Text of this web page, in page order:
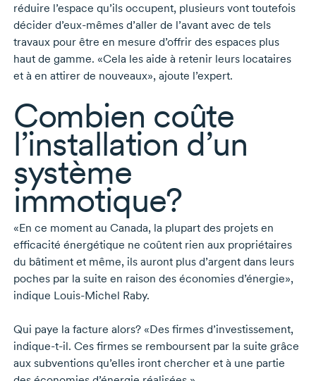
réduire l’espace qu’ils occupent, plusieurs vont toutefois
décider d’eux-mêmesd’aller de l’avant avec de tels
travaux pour être en mesure d’offrir des espaces plus
haut de gamme. «Cela les aide à retenir leurs locataires
et à en attirer de nouveaux», ajoute l’expert.
Combien coûte
l’installation d’un
système
immotique?
«En ce moment au Canada, la plupart des projets en
efficacité énergétique ne coûtent rien aux propriétaires
du bâtiment et même, ils auront plus d’argent dans leurs
poches par la suite en raison des économies d’énergie»,
indique Louis-Michel Raby.
Qui paye la facture alors? «Des firmes d’investissement,
indique-t-il. Ces firmes se remboursent par la suite grâce
aux subventions qu’elles iront chercher et à une partie